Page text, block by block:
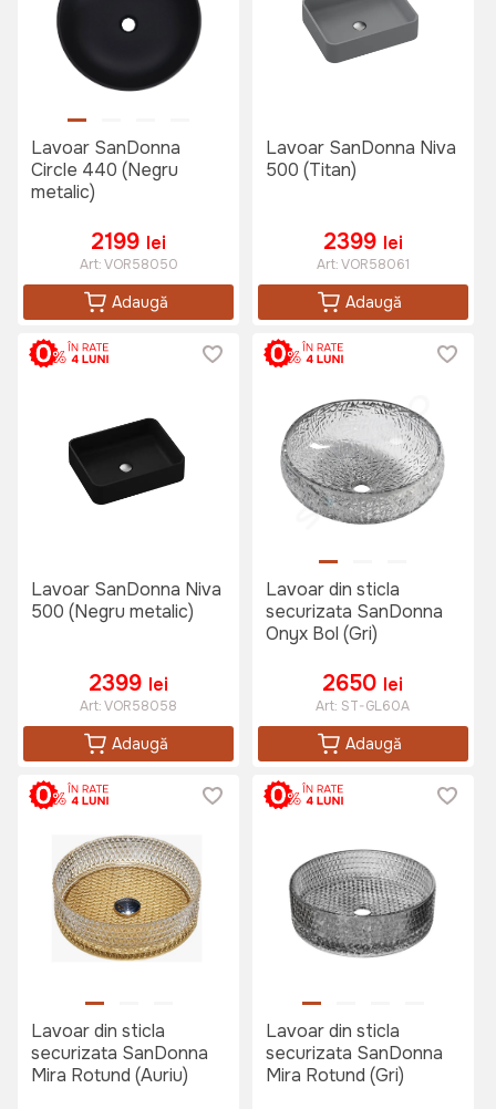
Lavoar SanDonna
Circle 440 (Negru
metalic)
2199 lei
Art:VOR58050
Adaugă
Lavoar SanDonna Niva
500 (Titan)
2399 lei
Art:VOR58061
Adaugă
Lavoar SanDonna Niva
500 (Negru metalic)
2399 lei
Art:VOR58058
Adaugă
Lavoar din sticla
securizata SanDonna
Onyx Bol (Gri)
2650 lei
Art: ST-GL60A
Adaugă
Lavoar din sticla
securizata SanDonna
Mira Rotund (Auriu)
Lavoar din sticla
securizata SanDonna
Mira Rotund (Gri)